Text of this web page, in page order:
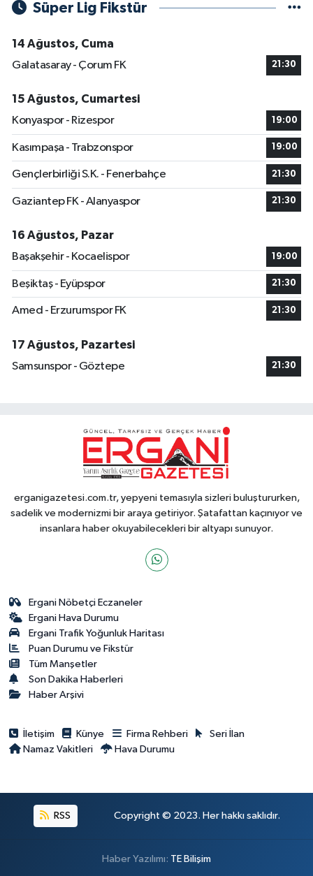
Süper Lig Fikstür
14 Ağustos, Cuma
Galatasaray - Çorum FK
21:30
15 Ağustos, Cumartesi
Konyaspor - Rizespor
19:00
Kasımpaşa - Trabzonspor 19:00
Gençlerbirliği S.K. - Fenerbahçe 21:30
Gaziantep FK - Alanyaspor 21:30
16 Ağustos, Pazar
Başakşehir - Kocaelispor
19:00
Beşiktaş - Eyüpspor 21:30
Amed - Erzurumspor FK 21:30
17 Ağustos, Pazartesi
Samsunspor - Göztepe
21:30
erganigazetesi.com.tr, yepyeni temasıyla sizleri buluştururken,
sadelik ve modernizmi bir araya getiriyor. Şatafattan kaçınıyor ve
insanlara haber okuyabilecekleri bir altyapı sunuyor.
Ergani Nöbetçi Eczaneler
Ergani Hava Durumu
Ergani Trafik Yoğunluk Haritası
Puan Durumu ve Fikstür
Tüm Manşetler
Son Dakika Haberleri
Haber Arşivi
İletişim Künye Firma Rehberi
Seri İlan
Namaz Vakitleri
Hava Durumu
RSS Copyright © 2023. Her hakkı saklıdır.
Haber Yazılımı: TE Bilişim